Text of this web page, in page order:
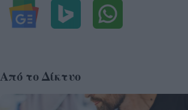
Από το Δίκτυο